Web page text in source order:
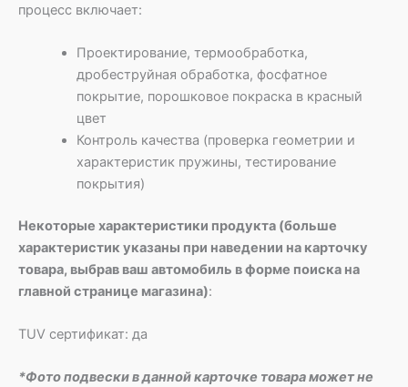
процесс включает:
Проектирование, термообработка,
дробеструйная обработка, фосфатное
покрытие, порошковое покраска в красный
цвет
Контроль качества (проверка геометрии и
характеристик пружины, тестирование
покрытия)
Некоторые характеристики продукта (больше
характеристик указаны при наведении на карточку
товара, выбрав ваш автомобиль в форме поиска на
главной странице магазина):
TUV сертификат: да
*Фото подвески в данной карточке товара может не